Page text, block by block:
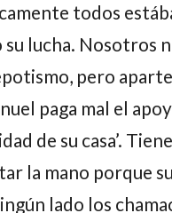
todos
lucha. Nosotros
pero
paga mal el
de su casa’.
la mano porque
lado los